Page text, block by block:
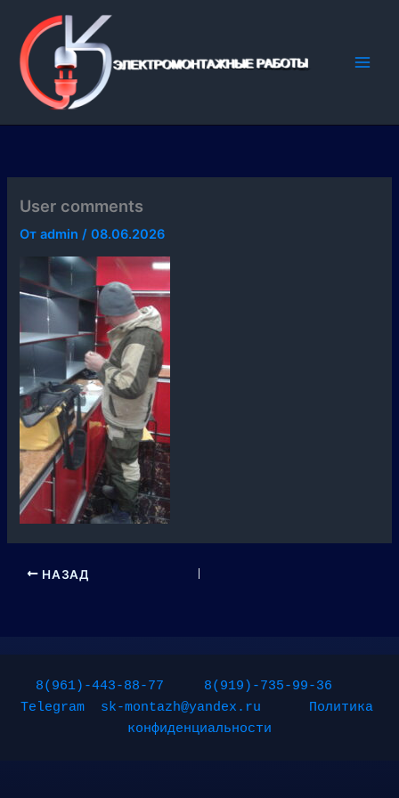
содержимому
User comments
Отadmin/08.06.2026
НАЗАД
8(961)-443-88-77
8(919)-735-99-36
Telegram
sk-montazh@yandex.ru
Политика
конфиденциальности